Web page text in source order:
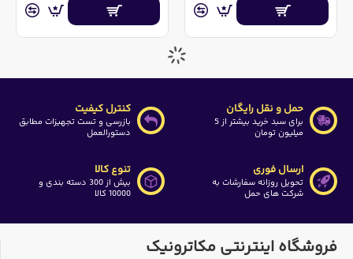
حمل و نقل رایگان
برای سبد خرید بیشتر از 5
میلیون تومان
کنترل کیفیت
بازرسی و تست تجهیزات مطابق
دستورالعمل
ارسال فوری
تحویل روزانه سفارشات به
شرکت های حمل
تنوع کالا
بیش از 300 دسته بندی و
10000 کالا
فروشگاه اینترنتی مکاترونیک